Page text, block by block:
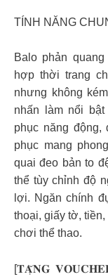
TÍNH NĂNG
Balo phản
hợp thời trang
nhưng không
nhấn làm nổi
phục năng
phục mang
quai đeo bản to
thể tùy chỉnh độ
lợi. Ngăn chính
thoại, giấy tờ,
chơi thể thao.
[𝐓𝐀̣̆𝐍𝐆 𝐕𝐎𝐔𝐂𝐇𝐄𝐑